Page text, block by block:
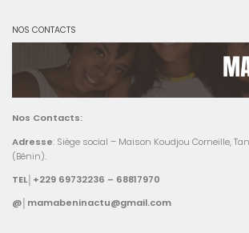
NOS CONTACTS
Nos Contacts:
Adresse: Siège social – Maison Koudjou Corneille,
(Bénin).
TEL│+229 69732236 – 68817970
@│mamabeninactu@gmail.com